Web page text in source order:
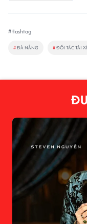
#Hashtag
#ĐÀ NẴNG #ĐỐI TÁC TÀI